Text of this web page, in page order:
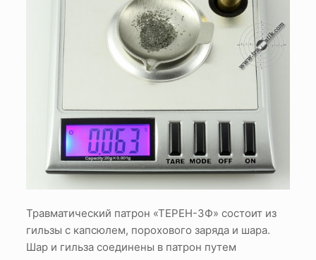
Травматический патрон «ТЕРЕН-3Ф» состоит из
гильзы с капсюлем, порохового заряда и шара.
Шар и гильза соединены в патрон путем